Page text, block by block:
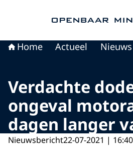
Home Actueel Nieuws
Verdachte
ongeval
dagen langer
Nieuwsbericht22-07-2021 | 16:40